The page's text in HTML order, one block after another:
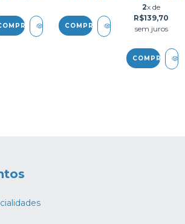
COMPRAR
2x de
R$139,70
sem juros